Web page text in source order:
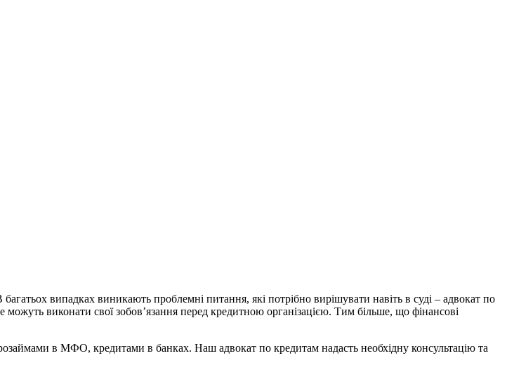
випадках виникають проблемні питання, які потрібно вирішувати навіть в суді – адвокат по
виконати свої зобов’язання перед кредитною організацією. Тим більше, що фінансові
в МФО, кредитами в банках. Наш адвокат по кредитам надасть необхідну консультацію та